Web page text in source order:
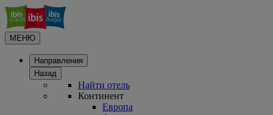
МЕНЮ
Направления
Назад
Найти отель
Континент
Европа